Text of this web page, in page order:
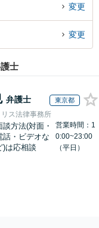
約したい』などでお困り
変更
変更
士
弁護士 東京都
ス法律事務所
談方法(対面・
話・ビデオな
)は応相談
営業時間：1
0:00~23:00
（平日）